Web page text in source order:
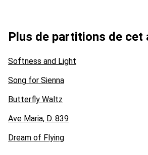
Plus de partitions de cet
Softness and Light
Song for Sienna
Butterfly Waltz
Ave Maria, D. 839
Dream of Flying